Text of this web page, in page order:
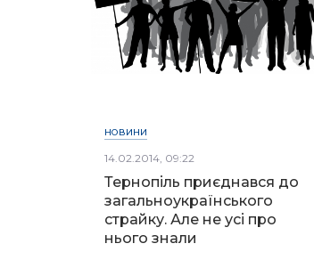
НОВИНИ
14.02.2014, 09:22
Тернопіль приєднався до
загальноукраїнського
страйку. Але не усі про
нього знали